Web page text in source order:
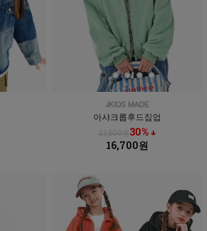
아샤크롭후드집업
23,800원 30% ↓
16,700원